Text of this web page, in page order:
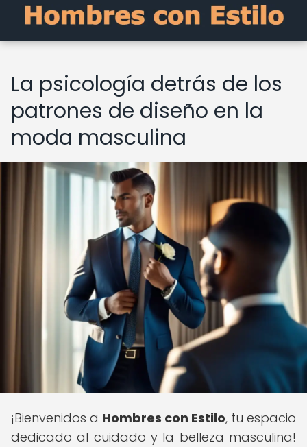
La psicología detrás de los
patrones de diseño en la
moda masculina
¡Bienvenidos a Hombres con Estilo, tu espacio
dedicado al cuidado y la belleza masculina!